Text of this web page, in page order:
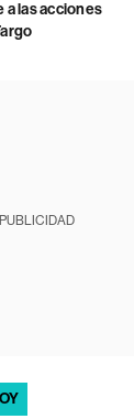
a las acciones
PUBLICIDAD